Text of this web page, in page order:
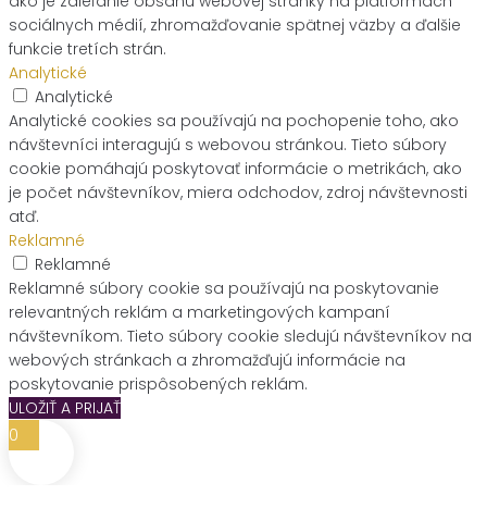
sociálnych médií, zhromažďovanie spätnej väzby a ďalšie
funkcie tretích strán.
Analytické
Analytické
Analytické cookies sa používajú na pochopenie toho, ako
návštevníci interagujú s webovou stránkou. Tieto súbory
cookie pomáhajú poskytovať informácie o metrikách, ako
je počet návštevníkov, miera odchodov, zdroj návštevnosti
atď.
Reklamné
Reklamné
Reklamné súbory cookie sa používajú na poskytovanie
relevantných reklám a marketingových kampaní
návštevníkom. Tieto súbory cookie sledujú návštevníkov na
webových stránkach a zhromažďujú informácie na
poskytovanie prispôsobených reklám.
ULOŽIŤ A PRIJAŤ
0